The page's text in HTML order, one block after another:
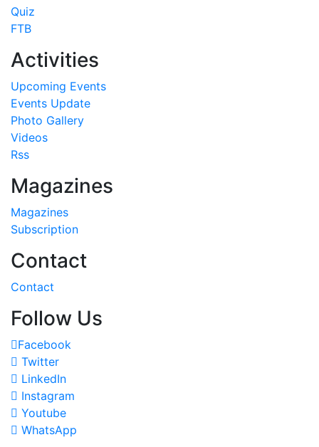
Quiz
FTB
Activities
Upcoming Events
Events Update
Photo Gallery
Videos
Rss
Magazines
Magazines
Subscription
Contact
Contact
Follow Us
Facebook
Twitter
LinkedIn
Instagram
Youtube
WhatsApp